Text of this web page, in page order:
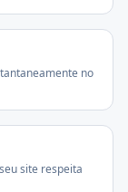
no
site respeita